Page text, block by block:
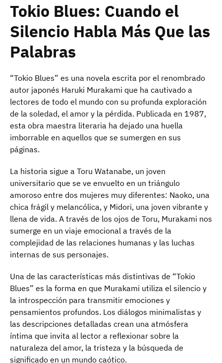
Tokio Blues: Cuando el
Silencio Habla Más Que las
Palabras
“Tokio Blues” es una novela escrita por el renombrado
autor japonés Haruki Murakami que ha cautivado a
lectores de todo el mundo con su profunda exploración
de la soledad, el amor y la pérdida. Publicada en 1987,
esta obra maestra literaria ha dejado una huella
imborrable en aquellos que se sumergen en sus
páginas.
La historia sigue a Toru Watanabe, un joven
universitario que se ve envuelto en un triángulo
amoroso entre dos mujeres muy diferentes: Naoko, una
chica frágil y melancólica, y Midori, una joven vibrante y
llena de vida. A través de los ojos de Toru, Murakami nos
sumerge en un viaje emocional a través de la
complejidad de las relaciones humanas y las luchas
internas de sus personajes.
Una de las características más distintivas de “Tokio
Blues” es la forma en que Murakami utiliza el silencio y
la introspección para transmitir emociones y
pensamientos profundos. Los diálogos minimalistas y
las descripciones detalladas crean una atmósfera
íntima que invita al lector a reflexionar sobre la
naturaleza del amor, la tristeza y la búsqueda de
significado en un mundo caótico.